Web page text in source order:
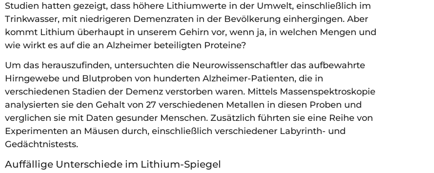
Studien hatten gezeigt, dass höhere Lithiumwerte in der Umwelt, einschließlich im
Trinkwasser, mit niedrigeren Demenzraten in der Bevölkerung einhergingen. Aber
kommt Lithium überhaupt in unserem Gehirn vor, wenn ja, in welchen Mengen und
wie wirkt es auf die an Alzheimer beteiligten Proteine?
Um das herauszufinden, untersuchten die Neurowissenschaftler das aufbewahrte
Hirngewebe und Blutproben von hunderten Alzheimer-Patienten, die in
verschiedenen Stadien der Demenz verstorben waren. Mittels Massenspektroskopie
analysierten sie den Gehalt von 27 verschiedenen Metallen in diesen Proben und
verglichen sie mit Daten gesunder Menschen. Zusätzlich führten sie eine Reihe von
Experimenten an Mäusen durch, einschließlich verschiedener Labyrinth- und
Gedächtnistests.
Auffällige Unterschiede im Lithium-Spiegel